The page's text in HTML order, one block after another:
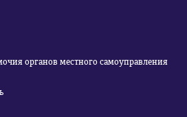
органов местного самоуправления